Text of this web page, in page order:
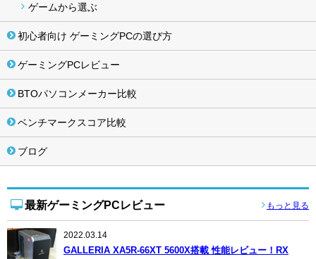
ゲームから選ぶ
初心者向け ゲーミングPCの選び方
ゲーミングPCレビュー
BTOパソコンメーカー比較
ベンチマークスコア比較
ブログ
最新ゲーミングPCレビュー もっと見る
2022.03.14
GALLERIA XA5R-66XT 5600X搭載 性能レビュー！RX